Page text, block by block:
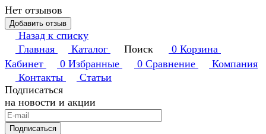
Нет отзывов
Добавить отзыв
Назад к списку
Главная
Каталог Поиск 0 Корзина
Кабинет
0 Избранные 0 Сравнение
Компания
Контакты
Статьи
Подписаться
на новости и акции
Подписаться